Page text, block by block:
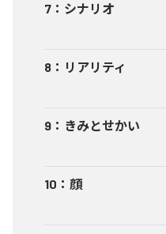
7 ： シナリオ
8 ： リアリティ
9 ： きみとせかい
10 ： 顔